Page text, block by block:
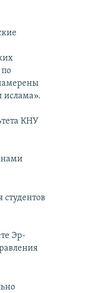
по
ислама».
КНУ
Эр-